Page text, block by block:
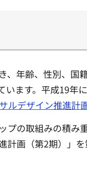
、年齢、性別、
います。平成19年
ルデザイン推進計
プの取組みの積
画（第2期）」を